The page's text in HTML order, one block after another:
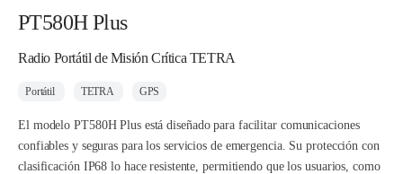
PT580H Plus
Radio Portátil de Misión Crítica TETRA
Portátil TETRA GPS
El modelo PT580H Plus está diseñado para facilitar comunicaciones
confiables y seguras para los servicios de emergencia. Su protección con
clasificación IP68 lo hace resistente, permitiendo que los usuarios, como